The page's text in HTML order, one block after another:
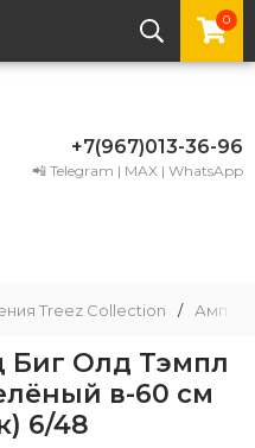
0
+7(967)013-36-96
📲 Telegram | MAX | WhatsApp
Treez Collection /
Олд Тэмпл
в-60 см
6/48